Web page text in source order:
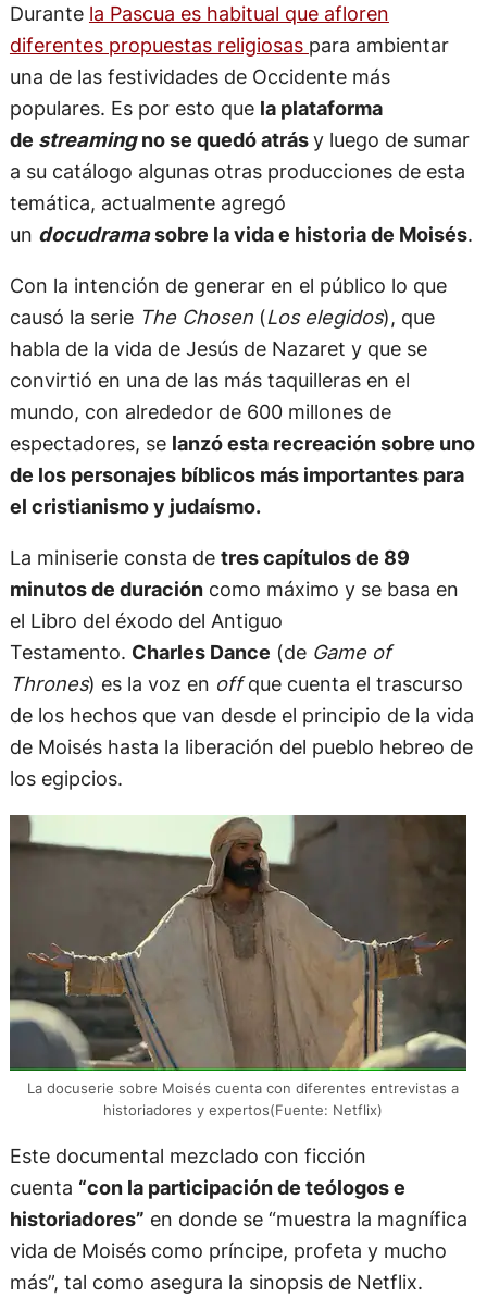
Durante la Pascua es habitual que afloren
diferentes propuestas religiosas para ambientar
una de las festividades de Occidente más
populares. Es por esto que la plataforma
de streamingno se quedó atrásy luego de sumar
a su catálogo algunas otras producciones de esta
temática, actualmente agregó
un docudramasobre la vida e historia de Moisés.
Con la intención de generar en el público lo que
causó la serie The Chosen(Los elegidos), que
habla de la vida de Jesús de Nazaret y que se
convirtió en una de las más taquilleras en el
mundo, con alrededor de 600 millones de
espectadores, se lanzó esta recreación sobre uno
de los personajes bíblicos más importantes para
el cristianismo y judaísmo.
La miniserie consta de tres capítulos de 89
minutos de duracióncomo máximo y se basa en
el Libro del éxodo del Antiguo
Testamento. Charles Dance (de Game of
Thrones) es la voz en offque cuenta el trascurso
de los hechos que van desde el principio de la vida
de Moisés hasta la liberación del pueblo hebreo de
los egipcios.
La docuserie sobre Moisés cuenta con diferentes entrevistas a
historiadores y expertos(Fuente: Netflix)
Este documental mezclado con ficción
cuenta “con la participación de teólogos e
historiadores” en donde se “muestra la magnífica
vida de Moisés como príncipe, profeta y mucho
más”, tal como asegura la sinopsis de Netflix.